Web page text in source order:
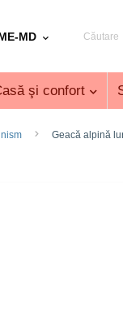
MD
şi confort
Geacă alpină